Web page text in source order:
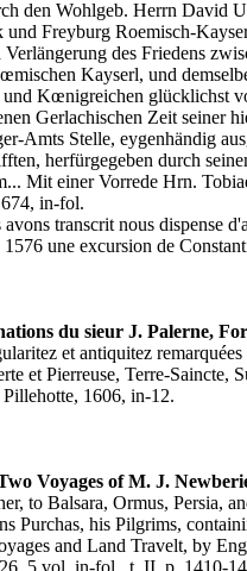
den Wohlgeb. Herrn David
und Freyburg Roemisch-
des Friedens
Kayserl, und
und Kœnigreichen glücklichst
Gerlachischen Zeit seiner
Amts Stelle, eygenhändig
herfürgegeben durch
Mit einer Vorrede Hrn.
in-fol.
transcrit nous dispense
une excursion de
du sieur J. Palerne,
et antiquitez
et Pierreuse, Terre-Saincte,
1606, in-12.
Voyages of M. J.
to Balsara, Ormus, Persia,
Purchas, his Pilgrims,
and Land Travelt, by
5 vol. in-fol., t. II, p. 1410-